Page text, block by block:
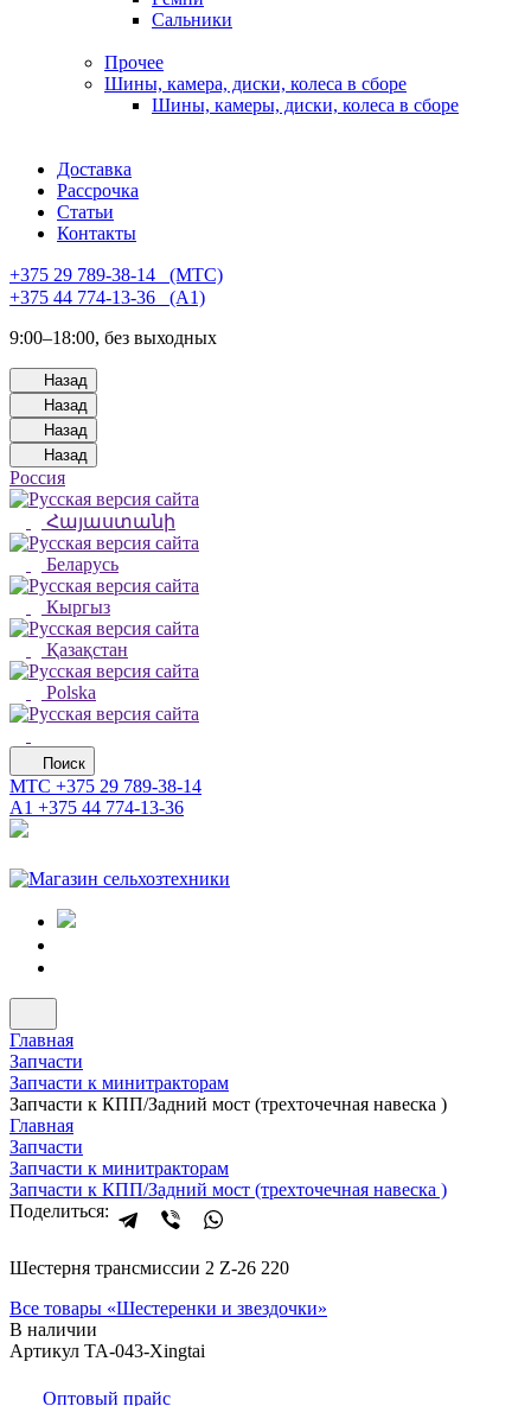
Сальники
Прочее
Шины, камера, диски, колеса в сборе
Шины, камеры, диски, колеса в сборе
Доставка
Рассрочка
Статьи
Контакты
+375 29 789-38-14⠀(МТС)
+375 44 774-13-36⠀(А1)
9:00–18:00, без выходных
Назад
Назад
Назад
Назад
Россия
Հայաստանի
Беларусь
Кыргыз
Қазақстан
Polska
Поиск
МТС +375 29 789-38-14
А1 +375 44 774-13-36
Главная
Запчасти
Запчасти к минитракторам
Запчасти к КПП/Задний мост (трехточечная навеска )
Главная
Запчасти
Запчасти к минитракторам
Запчасти к КПП/Задний мост (трехточечная навеска )
Поделиться:
Шестерня трансмиссии 2 Z-26 220
Все товары «Шестеренки и звездочки»
В наличии
Артикул TA-043-Xingtai
Оптовый прайс